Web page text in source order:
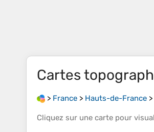
Cartes
> France > Hauts-de-France >
Cliquez sur une carte pour